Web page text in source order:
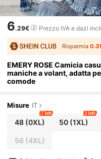
6.29€ Prezzo IVA e dazi
Risparmia
EMERY ROSE Camicia
maniche a volant, adatta
comode
Misure IT
48(0XL)
7 left
50 (1XL)
2 left
56 (4XL)